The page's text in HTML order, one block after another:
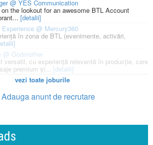
@ YES Communication
the lookout for an awesome BTL Account
[detalii]
@ Mercury360
în zona de BTL (evenimente, activări,
@ Godmother
versatil, cu experiență relevantă în producție, care
premium și... [detalii]
vezi toate joburile
Adauga anunt de recrutare